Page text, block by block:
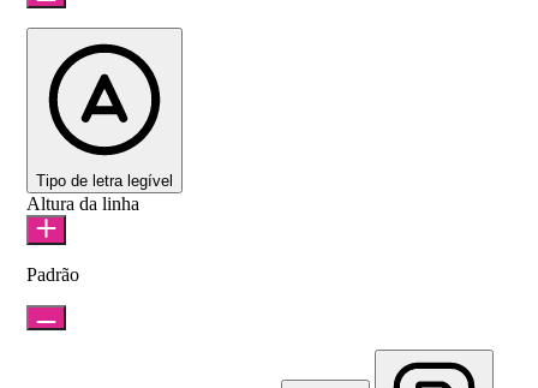
Tipo de letra legível
Altura da linha
Padrão